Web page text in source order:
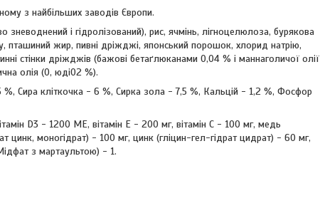
з найбільших заводів Європи.
зневоднений і гідролізований), рис, ячмінь, лігноцелюлоза, бурякова
пташиний жир, пивні дріжджі, японський порошок, хлорид натрію,
стінки дріжджів (бажові бетаґлюканами 0,04 % і маннаголичої олії
олія (0, юді02 %).
%, Сира кліткочка - 6 %, Сирка зола - 7,5 %, Кальцій - 1,2 %, Фосфор
D3 - 1200 МЕ, вітамін E - 200 мг, вітамін С - 100 мг, медь
цинк, моногідрат) - 100 мг, цинк (гліцин-гел-гідрат цидрат) - 60 мг,
з мартаультою) - 1.